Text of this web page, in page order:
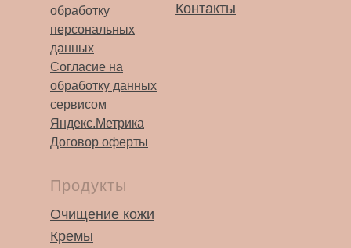
обработку
персональных
данных
Согласие на
обработку данных
сервисом
Яндекс.Метрика
Договор оферты
Контакты
Продукты
Очищение кожи
Кремы